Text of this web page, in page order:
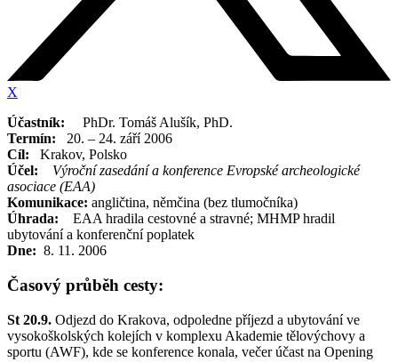
X
Účastník:
PhDr. Tomáš Alušík, PhD.
Termín: 20. – 24. září 2006
Cíl: Krakov, Polsko
Účel:
Výroční zasedání a konference Evropské archeologické
asociace (EAA)
Komunikace: angličtina, němčina (bez tlumočníka)
Úhrada:
EAA hradila cestovné a stravné; MHMP hradil
ubytování a konferenční poplatek
Dne: 8. 11. 2006
Časový průběh cesty:
St 20.9. Odjezd do Krakova, odpoledne příjezd a ubytování ve
vysokoškolských kolejích v komplexu Akademie tělovýchovy a
sportu (AWF), kde se konference konala, večer účast na Opening